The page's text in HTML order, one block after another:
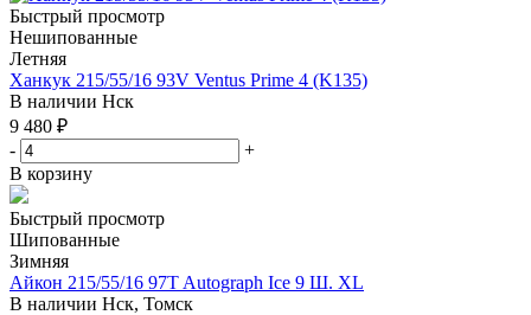
Быстрый просмотр
Нешипованные
Летняя
Ханкук 215/55/16 93V Ventus Prime 4 (K135)
В наличии Нск
9 480 ₽
-
+
В корзину
Быстрый просмотр
Шипованные
Зимняя
Айкон 215/55/16 97T Autograph Ice 9 Ш. XL
В наличии Нск, Томск